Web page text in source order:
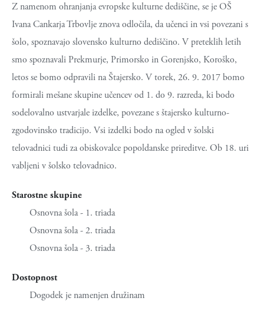
Z namenom ohranjanja evropske kulturne dediščine, se je OŠ
Ivana Cankarja Trbovlje znova odločila, da učenci in vsi povezani s
šolo, spoznavajo slovensko kulturno dediščino. V preteklih letih
smo spoznavali Prekmurje, Primorsko in Gorenjsko, Koroško,
letos se bomo odpravili na Štajersko. V torek, 26. 9. 2017 bomo
formirali mešane skupine učencev od 1. do 9. razreda, ki bodo
sodelovalno ustvarjale izdelke, povezane s štajersko kulturno-
zgodovinsko tradicijo. Vsi izdelki bodo na ogled v šolski
telovadnici tudi za obiskovalce popoldanske prireditve. Ob 18. uri
vabljeni v šolsko telovadnico.
Starostne skupine
Osnovna šola - 1. triada
Osnovna šola - 2. triada
Osnovna šola - 3. triada
Dostopnost
Dogodek je namenjen družinam